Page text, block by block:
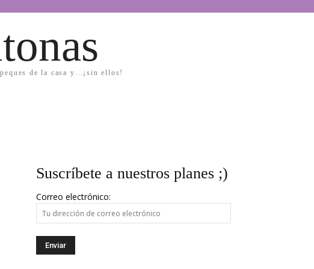
de la casa y…¡sin ellos!
Suscríbete a nuestros planes ;)
Correo electrónico: